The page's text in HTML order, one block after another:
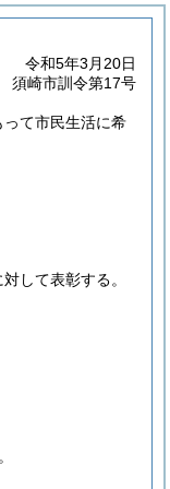
令和5年3月20日
須崎市訓令第17号
て市民生活に希
して表彰する。